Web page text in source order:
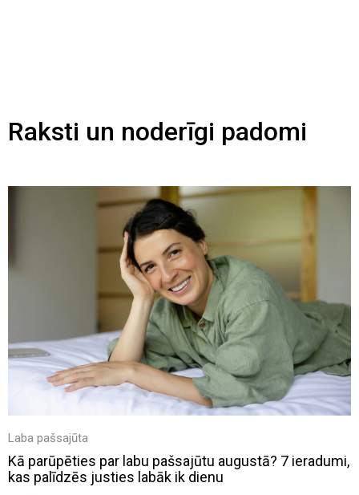
Raksti un noderīgi padomi
Laba pašsajūta
Kā parūpēties par labu pašsajūtu augustā? 7 ieradumi,
kas palīdzēs justies labāk ik dienu